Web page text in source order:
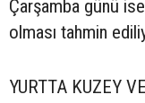
Çarşamba günü
olması tahmin
YURTTA KUZEY